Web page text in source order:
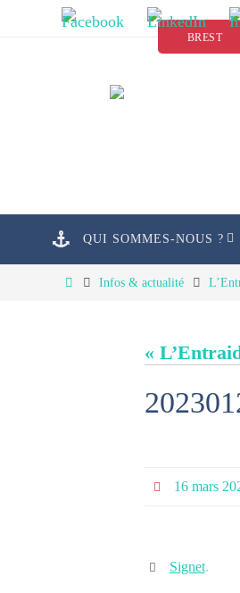
BREST
QUI SOMMES-NOUS ?
HomeInfos & actualité
«
16 mars
Signet.